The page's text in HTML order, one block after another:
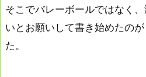
そこでバレーボールではなく
いとお願いして書き始めたの
た。